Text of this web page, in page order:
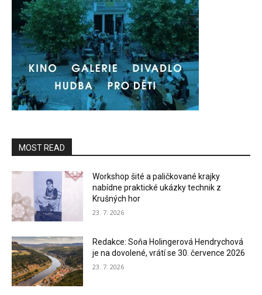
MOST READ
Workshop šité a paličkované krajky
nabídne praktické ukázky technik z
Krušných hor
23. 7. 2026
Redakce: Soňa Holingerová Hendrychová
je na dovolené, vrátí se 30. července 2026
23. 7. 2026